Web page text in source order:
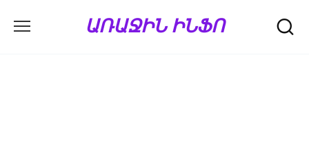
ԱՌԱՋԻՆ ԻՆՖՈ